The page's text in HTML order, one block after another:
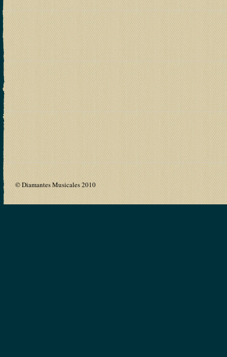
© Diamantes Musicales 2010